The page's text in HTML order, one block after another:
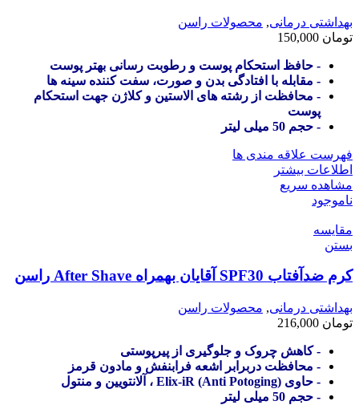
بهداشتی درمانی, محصولات راسن
تومان
- حافظ استحکام پوست و رطوبت رسانی بهتر پوست
- مقابله با افتادگی بدن و صورت، سفت کننده سینه ها
- محافظت از رشته های الاستین و کلاژن جهت استحکام
پوست
- حجم 50 میلی لیتر
فهرست علاقه مندی ها
اطلاعات بیشتر
مشاهده سریع
ناموجود
مقایسه
بستن
کرم ضدآفتاب SPF30 آقایان بهمراه After Shave راسن
بهداشتی درمانی, محصولات راسن
تومان
- کاهش چروک و جلوگیری از پیرپوستی
- محافظت دربرابر اشعه فرابنفش و مادون قرمز
- حاوی (Anti Potoging) Elix-iR ، آلانتویین و منتول
- حجم 50 میلی لیتر